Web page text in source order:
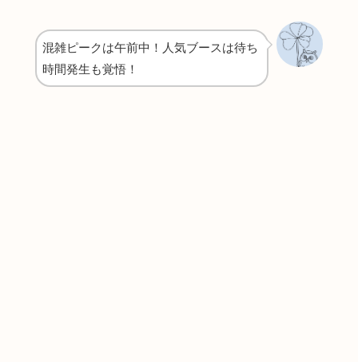
混雑ピークは午前中！人気ブースは待ち
時間発生も覚悟！